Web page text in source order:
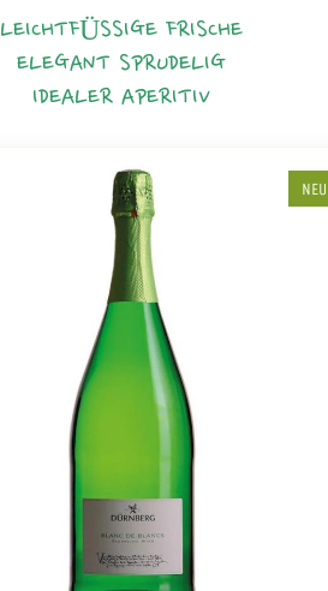
LEICHTFÜSSIGE FRISCHE
ELEGANT SPRUDELIG
IDEALER APERITIV
NEU